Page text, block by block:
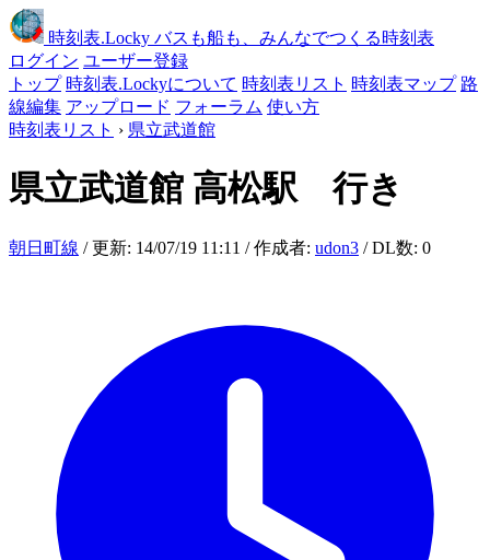
時刻表.Locky バスも船も、みんなでつくる時刻表
ログイン ユーザー登録
トップ 時刻表.Lockyについて 時刻表リスト 時刻表マップ 路
線編集 アップロード フォーラム 使い方
時刻表リスト › 県立武道館
県立武道館 高松駅 行き
朝日町線 / 更新: 14/07/19 11:11 / 作成者: udon3 / DL数: 0